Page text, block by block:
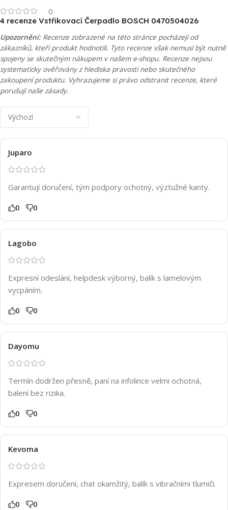
0
4 recenze Vstřikovací Čerpadlo BOSCH 0470504026
Upozornění:Recenze zobrazené na této stránce pocházejí od
zákazníků, kteří produkt hodnotili. Tyto recenze však nemusí být nutně
spojeny se skutečným nákupem v našem e-shopu. Recenze nejsou
systematicky ověřovány z hlediska pravosti nebo skutečného
zakoupení produktu. Vyhrazujeme si právo odstranit recenze, které
porušují naše zásady.
Juparo
Garantují doručení, tým podpory ochotný, výztužné kanty.
0 0
Lagobo
Expresní odeslání, helpdesk výborný, balík s lamelovým
vycpáním.
0 0
Dayomu
Termín dodržen přesně, paní na infolince velmi ochotná,
balení bez rizika.
0 0
Kevoma
Expresem doručení, chat okamžitý, balík s vibračními tlumiči.
0 0